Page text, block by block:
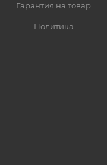
Гарантия на товар
Политика